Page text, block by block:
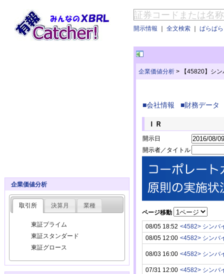
開示情報 ｜ 全文検索 ｜ ぱらぱ
企業価値分析 > 【45820】シ
■会社情報 ■財務データ
ＩＲ
開示日
開示者／タイトル
ページ移動
08/05 18:52 <4582> シンバ
08/05 12:00 <4582> シンバ
08/03 16:00 <4582> シンバ
07/31 12:00 <4582> シンバ
企業価値分析
取引所 決算月 業種
東証プライム
東証スタンダード
東証グロース